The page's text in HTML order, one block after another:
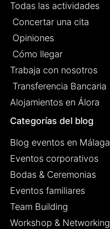
Todas las actividades
Concertar una cita
Opiniones
Cómo llegar
Trabaja con nosotros
Transferencia Bancaria
Alojamientos en Álora
Categorías del blog
Blog eventos en Málaga
Eventos corporativos
Bodas & Ceremonias
Eventos familiares
Team Building
Workshop & Networking